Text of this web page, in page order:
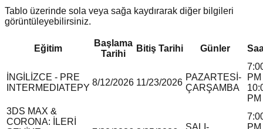
Tablo üzerinde sola veya sağa kaydırarak diğer bilgileri
görüntüleyebilirsiniz.
Eğitim
Başlama
Tarihi
Bitiş Tarihi Günler
İNGİLİZCE - PRE
INTERMEDIATEPY
8/12/2026 11/23/2026
PAZARTESİ-
ÇARŞAMBA
PM
PM
3DS MAX &
CORONA: İLERİ
SALI-
PM